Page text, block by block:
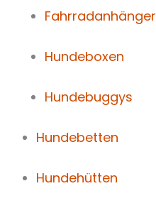
Fahrradanhänger
Hundeboxen
Hundebuggys
Hundebetten
Hundehütten